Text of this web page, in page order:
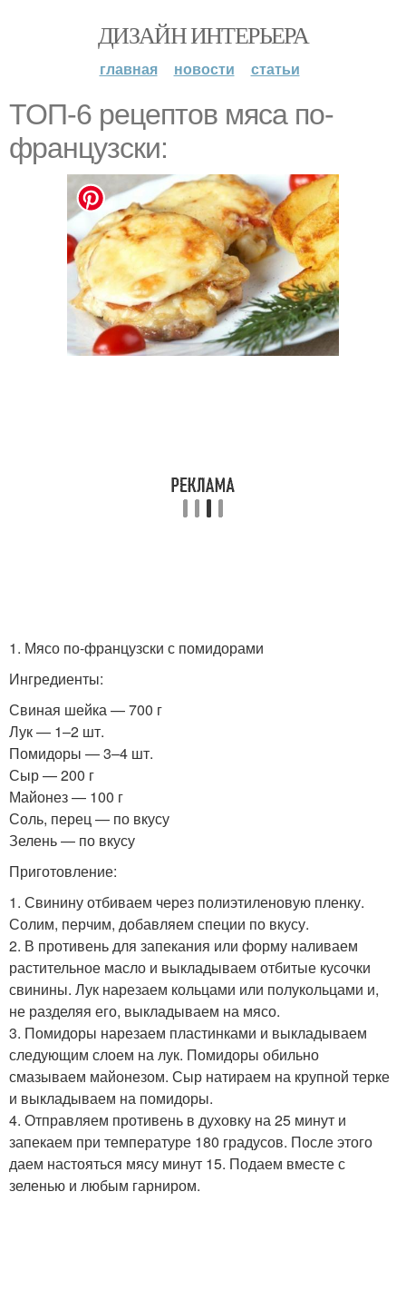
ДИЗАЙН ИНТЕРЬЕРА
главная новости статьи
ТОП-6 рецептов мяса по-
французски:
1. Мясо по-французски с помидорами
Ингредиенты:
Свиная шейка — 700 г
Лук — 1–2 шт.
Помидоры — 3–4 шт.
Сыр — 200 г
Майонез — 100 г
Соль, перец — по вкусу
Зелень — по вкусу
Приготовление:
1. Свинину отбиваем через полиэтиленовую пленку.
Солим, перчим, добавляем специи по вкусу.
2. В противень для запекания или форму наливаем
растительное масло и выкладываем отбитые кусочки
свинины. Лук нарезаем кольцами или полукольцами и,
не разделяя его, выкладываем на мясо.
3. Помидоры нарезаем пластинками и выкладываем
следующим слоем на лук. Помидоры обильно
смазываем майонезом. Сыр натираем на крупной терке
и выкладываем на помидоры.
4. Отправляем противень в духовку на 25 минут и
запекаем при температуре 180 градусов. После этого
даем настояться мясу минут 15. Подаем вместе с
зеленью и любым гарниром.